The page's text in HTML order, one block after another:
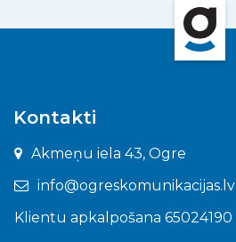
Kontakti
Akmeņu iela 43, Ogre
info@ogreskomunikacijas.lv
Klientu apkalpošana 65024190